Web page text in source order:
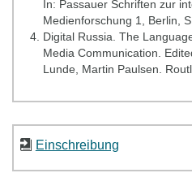
In: Passauer Schriften zur
Medienforschung 1, Berlin,
Digital Russia. The
Media Communication.
Lunde, Martin Paulsen.
Einschreibung